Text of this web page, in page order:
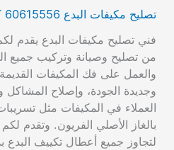
تصليح مكيفات البدع 60615556 كهربائي تكييف وتعبئة غاز
فني تصليح مكيفات البدع يقدم
من تصليح وصيانة وتركيب جميع
والعمل على فك المكيفات
وجديدة الجودة، وإصلاح المشاكل
العملاء في المكيفات مثل
بالغاز الأصلي الفريون. وتقدم
لتجاوز جميع أعطال تكييف البدع